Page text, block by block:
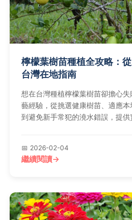
檸檬葉樹苗種植全攻略：
台灣在地指南
想在台灣種植檸檬葉樹苗卻擔心
藝經驗，從挑選健康樹苗、適應本
到避免新手常犯的澆水錯誤，提
📅 2026-02-04
繼續閱讀